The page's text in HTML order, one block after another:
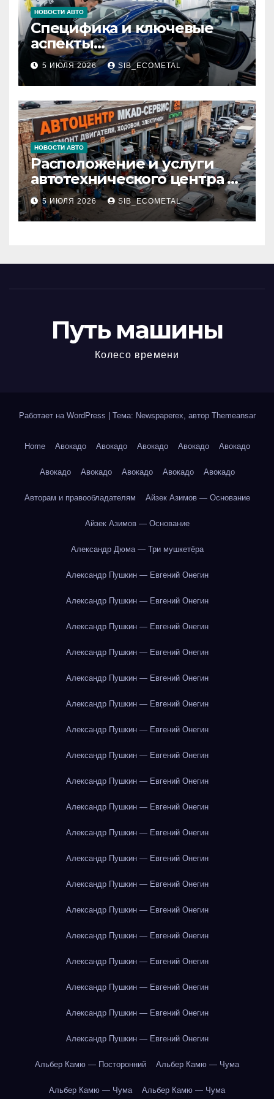
НОВОСТИ АВТО
Специфика и ключевые
аспекты
профессионального
детейлинга кузова и
салона
5 ИЮЛЯ 2026 SIB_ECOMETAL
НОВОСТИ АВТО
Расположение и услуги
автотехнического центра в
районе 84-го километра
МКАД
5 ИЮЛЯ 2026 SIB_ECOMETAL
Путь машины
Колесо времени
Работает на WordPress | Тема: Newspaperex, автор Themeansar
Home Авокадо Авокадо Авокадо Авокадо Авокадо
Авокадо Авокадо Авокадо Авокадо Авокадо
Авторам и правообладателям Айзек Азимов — Основание
Айзек Азимов — Основание
Александр Дюма — Три мушкетёра
Александр Пушкин — Евгений Онегин
Александр Пушкин — Евгений Онегин
Александр Пушкин — Евгений Онегин
Александр Пушкин — Евгений Онегин
Александр Пушкин — Евгений Онегин
Александр Пушкин — Евгений Онегин
Александр Пушкин — Евгений Онегин
Александр Пушкин — Евгений Онегин
Александр Пушкин — Евгений Онегин
Александр Пушкин — Евгений Онегин
Александр Пушкин — Евгений Онегин
Александр Пушкин — Евгений Онегин
Александр Пушкин — Евгений Онегин
Александр Пушкин — Евгений Онегин
Александр Пушкин — Евгений Онегин
Александр Пушкин — Евгений Онегин
Александр Пушкин — Евгений Онегин
Александр Пушкин — Евгений Онегин
Александр Пушкин — Евгений Онегин
Альбер Камю — Посторонний Альбер Камю — Чума
Альбер Камю — Чума Альбер Камю — Чума